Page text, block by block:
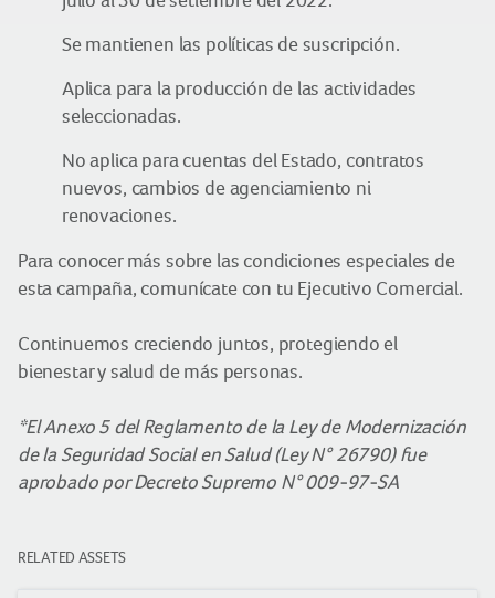
Se mantienen las políticas de suscripción.
Aplica para la producción de las actividades
seleccionadas.
No aplica para cuentas del Estado, contratos
nuevos, cambios de agenciamiento ni
renovaciones.
Para conocer más sobre las condiciones especiales de
esta campaña, comunícate con tu Ejecutivo Comercial.
Continuemos creciendo juntos, protegiendo el
bienestar y salud de más personas.
*El Anexo 5 del Reglamento de la Ley de Modernización
de la Seguridad Social en Salud (Ley N° 26790) fue
aprobado por Decreto Supremo N° 009-97-SA
RELATED ASSETS